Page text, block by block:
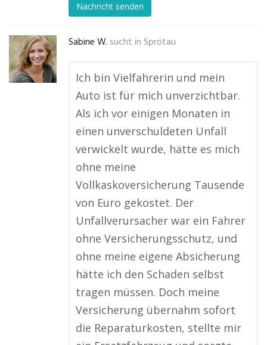
Nachricht senden
Sabine W. sucht in Sprötau
Ich bin Vielfahrerin und mein
Auto ist für mich unverzichtbar.
Als ich vor einigen Monaten in
einen unverschuldeten Unfall
verwickelt wurde, hätte es mich
ohne meine
Vollkaskoversicherung Tausende
von Euro gekostet. Der
Unfallverursacher war ein Fahrer
ohne Versicherungsschutz, und
ohne meine eigene Absicherung
hätte ich den Schaden selbst
tragen müssen. Doch meine
Versicherung übernahm sofort
die Reparaturkosten, stellte mir